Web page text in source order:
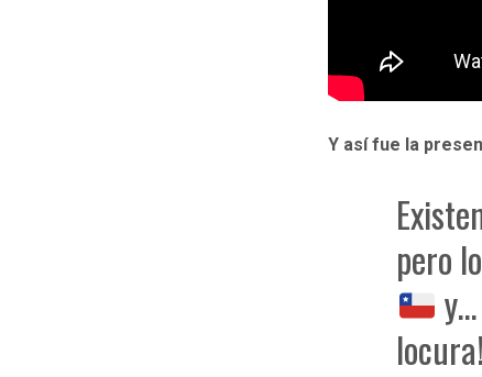
Y así fue la
pero
locura!